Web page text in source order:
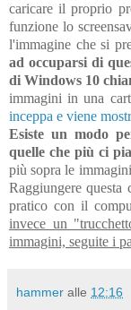
caricare il proprio
funzione lo
l'immagine che si
ad occuparsi di
di Windows 10
immagini in una
inceppa e viene
Esiste un modo
quelle che più ci
più sopra le
Raggiungere
pratico con il
invece un
immagini, seguite i
hammer alle 12:16